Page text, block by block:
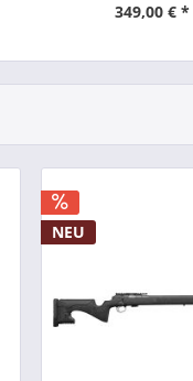
349,00 € *
NEU